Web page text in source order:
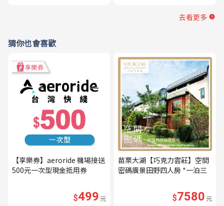
去看更多
猜你也會喜歡
【享樂券】aeroride 機場接送
500元一次型現金抵用券
$499元
苗栗大湖【巧克力雲莊】空間
密碼廣景田野四人房 *一泊三
$7580元